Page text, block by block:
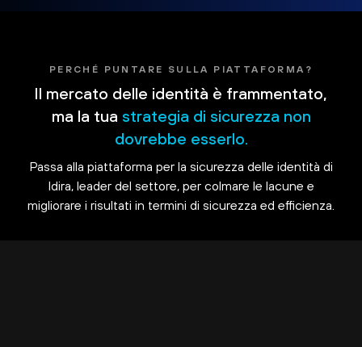
PERCHÉ PUNTARE SULLA PIATTAFORMA?
Il mercato delle identità è frammentato,
ma la tua strategia di sicurezza non
dovrebbe esserlo.
Passa alla piattaforma per la sicurezza delle identità di
Idira, leader del settore, per colmare le lacune e
migliorare i risultati in termini di sicurezza ed efficienza.